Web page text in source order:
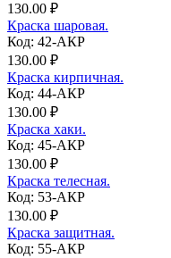
130.00 ₽
Краска шаровая.
Код: 42-АКР
130.00 ₽
Краска кирпичная.
Код: 44-АКР
130.00 ₽
Краска хаки.
Код: 45-АКР
130.00 ₽
Краска телесная.
Код: 53-АКР
130.00 ₽
Краска защитная.
Код: 55-АКР